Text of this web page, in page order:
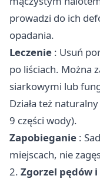
prowadzi do ich
opadania.
Leczenie : Usuń
po liściach. Można
siarkowymi lub
Działa też
9 części wody).
Zapobieganie :
miejscach, nie
2. Zgorzel pędów